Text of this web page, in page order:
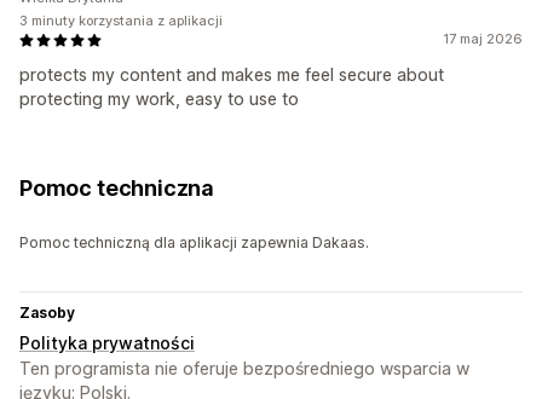
17 maj 2026
protects my content and makes me feel secure about
protecting my work, easy to use to
3 minuty korzystania z aplikacji
Pomoc techniczna
Pomoc techniczną dla aplikacji zapewnia Dakaas.
Zasoby
Polityka prywatności
Ten programista nie oferuje bezpośredniego wsparcia w
języku: Polski.